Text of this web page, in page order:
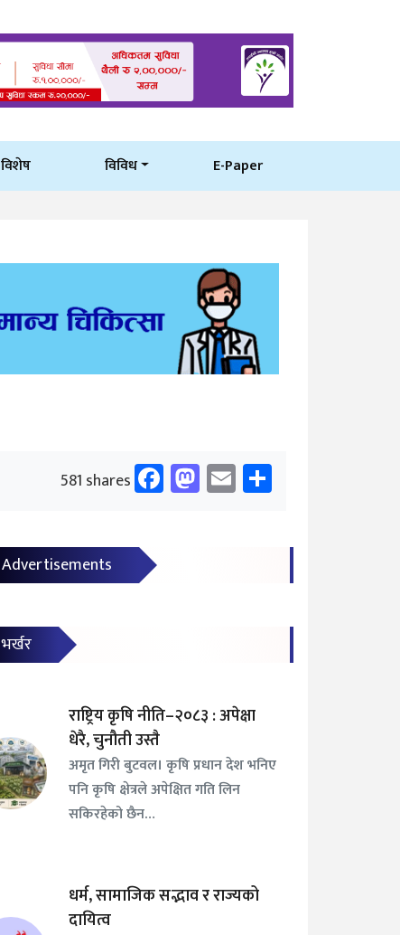
विशेष विविध E-Paper
581 shares Facebook
Mastodon
Email
Advertisements
भर्खर
राष्ट्रिय कृषि नीति–२०८३ : अपेक्षा
धेरै, चुनौती उस्तै
अमृत गिरी बुटवल। कृषि प्रधान देश भनिए
पनि कृषि क्षेत्रले अपेक्षित गति लिन
सकिरहेको छैन…
धर्म, सामाजिक सद्भाव र राज्यको
दायित्व